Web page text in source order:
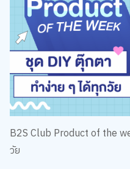
B2S Club Product of the
วัย